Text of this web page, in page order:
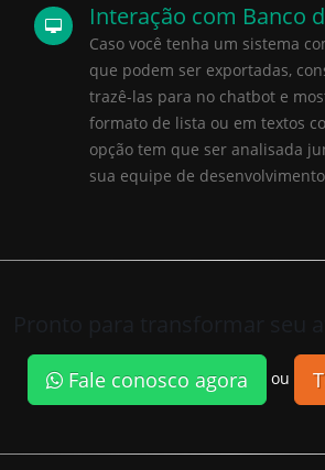
Interação com Banco
Caso você tenha um sistema
que podem ser exportadas,
trazê-las para no chatbot e
formato de lista ou em textos
opção tem que ser analisada
sua equipe de
Fale conosco agora ou